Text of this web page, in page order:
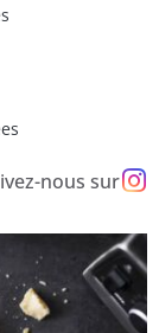
nous sur